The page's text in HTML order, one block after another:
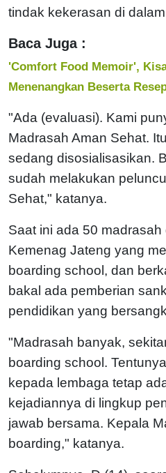
tindak kekerasan di
Baca Juga :
'Comfort Food Memoir',
Menenangkan Beserta
"Ada (evaluasi). Kami
Madrasah Aman Sehat.
sedang disosialisasikan.
sudah melakukan
Sehat," katanya.
Saat ini ada 50
Kemenag Jateng yang
boarding school, dan
bakal ada pemberian
pendidikan yang
"Madrasah banyak,
boarding school.
kepada lembaga tetap
kejadiannya di lingkup
jawab bersama. Kepala
boarding," katanya.